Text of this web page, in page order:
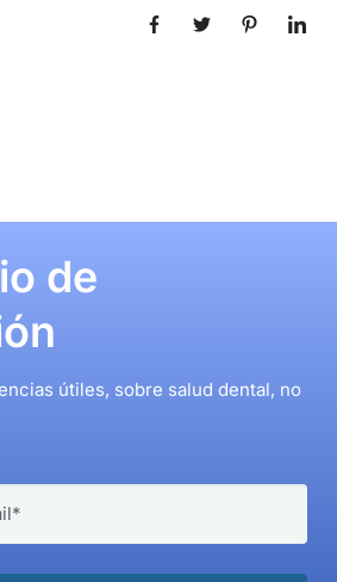
Sin embargo, como
de
útiles, sobre salud dental, no